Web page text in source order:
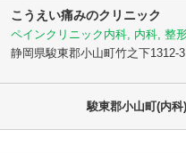
こうえい痛みのクリニック
ペインクリニック内科, 内科, 整
静岡県駿東郡小山町竹之下1312-3
駿東郡小山町(内